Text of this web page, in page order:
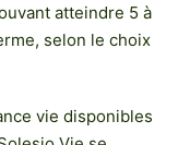
atteindre 5 à
selon le choix
vie disponibles